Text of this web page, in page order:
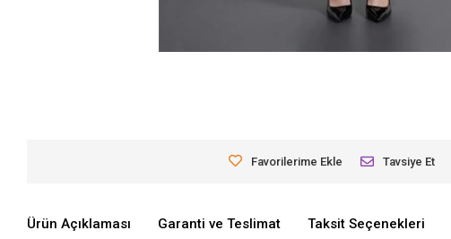
Favorilerime Ekle Tavsiye Et
Ürün Açıklaması Garanti ve Teslimat Taksit Seçenekleri